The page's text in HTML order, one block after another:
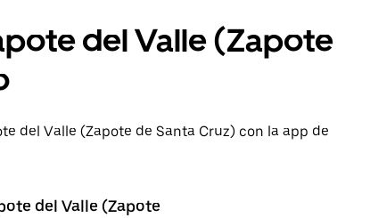
del Valle (Zapote
del Valle (Zapote de Santa Cruz) con la app de
del Valle (Zapote